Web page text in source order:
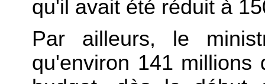
qu'il avait été réduit à
Par ailleurs, le
qu'environ 141 millions